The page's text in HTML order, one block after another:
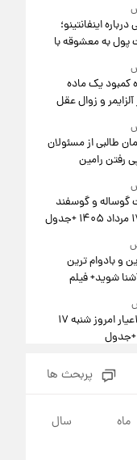
اینفانتینو؛
پول به معشوقه با
کمبود یک ماده
و زوال عقل
طالبی از مسئولان
رفتن رامین
و گوسفند
و بادوام ترین
شوید+ فیلم
قیمت طلا ۱۸عیار امروز شنبه ۱۷
ایران‌خودرو و
پربحث ها
ماه سال